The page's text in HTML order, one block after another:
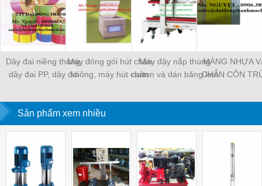
Dây đai niềng thùng,
dây đai PP, dây đai
Máy đóng gói hút chân
không, máy hút chân
Máy đậy nắp thùng
carton và dán băng keo
MÀNG NHỰA
CHẮN CÔN
KHO LẠNH,
Sản phẩm xem nhiều